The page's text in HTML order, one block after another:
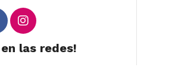
en las redes!